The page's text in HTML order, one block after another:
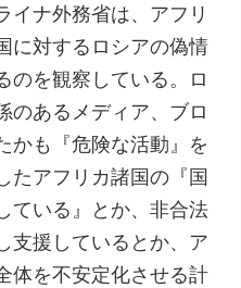
イナ外務省は、アフリ
に対するロシアの偽情
のを観察している。ロ
のあるメディア、ブロ
かも『危険な活動』を
たアフリカ諸国の『国
ている』とか、非合法
支援しているとか、ア
体を不安定化させる計